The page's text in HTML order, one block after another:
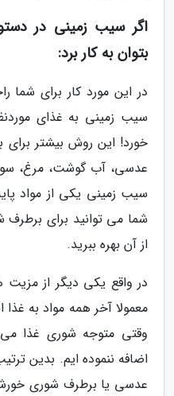
اگر سیب زمینی در
بتوان به کار برد:
در این مورد کار برای شما
سیب زمینی به غذای
خورد! این روش بیشتر
عدسی، آب گوشت، مرغ،
سیب زمینی یکی از مواد
شما می توانید برای برطرف
از آن بهره ببرید.
در واقع یکی دیگر از
معمولا آخر همه مواد به غذا
وقتی متوجه شوری غذا
اضافه ننموده ایم. بدین
عدسی یا برطرف شوری